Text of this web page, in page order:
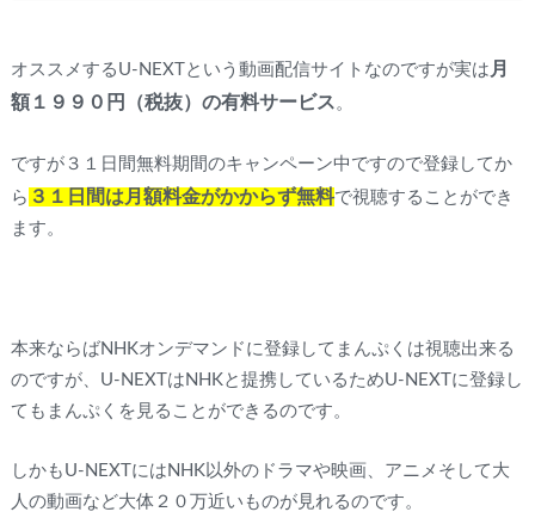
オススメするU-NEXTという動画配信サイトなのですが実は 月
額１９９０円（税抜）の有料サービス。
ですが３１日間無料期間のキャンペーン中ですので登録してか
ら ３１日間は月額料金がかからず無料で視聴することができ
ます。
本来ならばNHKオンデマンドに登録してまんぷくは視聴出来る
のですが、U-NEXTはNHKと提携しているためU-NEXTに登録し
てもまんぷくを見ることができるのです。
しかもU-NEXTにはNHK以外のドラマや映画、アニメそして大
人の動画など大体２０万近いものが見れるのです。